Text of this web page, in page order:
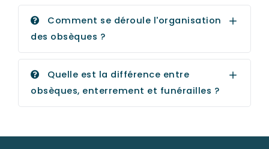
Comment se déroule l'organisation
des obsèques ?
Quelle est la différence entre
obsèques, enterrement et funérailles ?